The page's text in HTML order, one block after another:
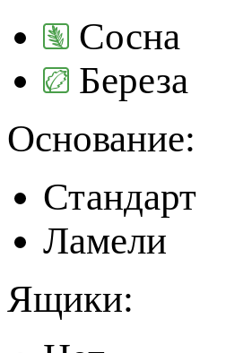
Сосна
Береза
Основание:
Стандарт
Ламели
Ящики: